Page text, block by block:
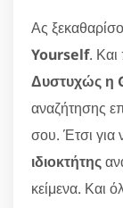
Ας
Yourself. Και
Δυστυχώς η
αναζήτησης
σου. Έτσι για
ιδιοκτήτης
κείμενα. Και